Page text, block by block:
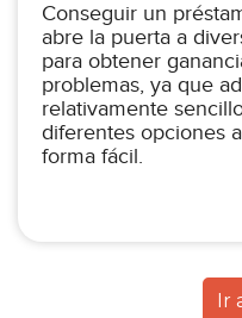
Conseguir un
abre la puerta a
para obtener
problemas, ya que
relativamente
diferentes opciones
forma fácil.
Ir